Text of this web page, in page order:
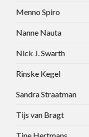
Menno Spiro
Nanne Nauta
Nick J. Swarth
Rinske Kegel
Sandra Straatman
Tijs van Bragt